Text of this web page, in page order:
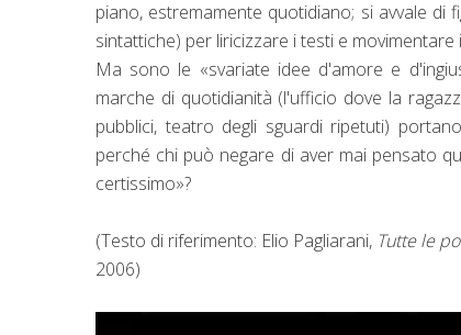
piano, estremamente quotidiano; si avvale di
sintattiche) per liricizzare i testi e
Ma sono le «svariate idee d'amore e
marche di quotidianità (l'ufficio dove la
pubblici, teatro degli sguardi ripetuti)
perché chi può negare di aver mai pensato
certissimo»?
(Testo di riferimento: Elio Pagliarani, Tutte le
2006)